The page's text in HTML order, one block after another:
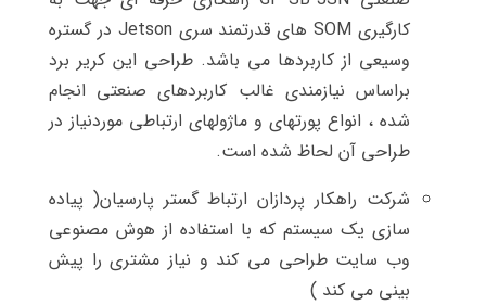
کارگیری SOM های قدرتمند سری Jetson در گستره
وسیعی از کاربردها می باشد. طراحی این کریر برد
براساس نیازمندی غالب کاربردهای صنعتی انجام
شده ، انواع پورتهای و ماژولهای ارتباطی موردنیاز در
طراحی آن لحاظ شده است.
شرکت راهکار پردازان ارتباط گستر پارسیان( پیاده
سازی یک سیستم که با استفاده از هوش مصنوعی
وب سایت طراحی می کند و نیاز مشتری را پیش
بینی می کند )